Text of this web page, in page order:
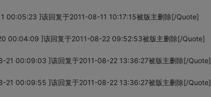
00:05:23 ]该回复于2011-08-11 10:17:15被版主删除[/Quote]
00:04:09 ]该回复于2011-08-22 09:52:53被版主删除[/Quote]
21 00:09:03 ]该回复于2011-08-22 13:36:27被版主删除[/Quote]
21 00:09:55 ]该回复于2011-08-22 13:36:27被版主删除[/Quote]